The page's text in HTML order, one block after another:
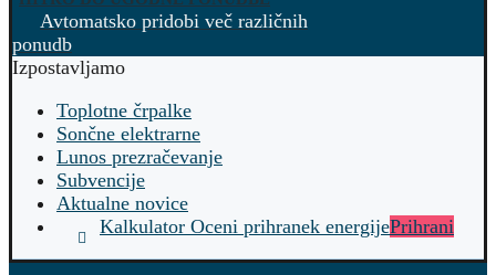
Avtomatsko pridobi več različnih
ponudb
Izpostavljamo
Toplotne črpalke
Sončne elektrarne
Lunos prezračevanje
Subvencije
Aktualne novice
Kalkulator Oceni prihranek energijePrihrani